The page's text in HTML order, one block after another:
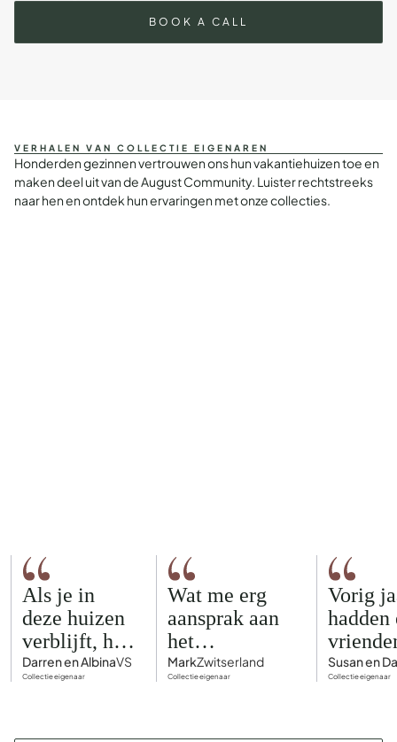
BOOK A CALL
VERHALEN VAN COLLECTIE EIGENAREN
Honderden gezinnen vertrouwen ons hun vakantiehuizen toe en
maken deel uit van de August Community. Luister rechtstreeks
naar hen en ontdek hun ervaringen met onze collecties.
Als je in
deze huizen
verblijft, heb
je het gevoel
dat je deel
de
Darren en AlbinaVS
Collectie eigenaar
Wat me erg
aansprak aan
het
augustusmodel
was het
toegang te
MarkZwitserland
Collectie eigenaar
Vorig
hadden
ons
geld
Susan en
Collectie eigenaar